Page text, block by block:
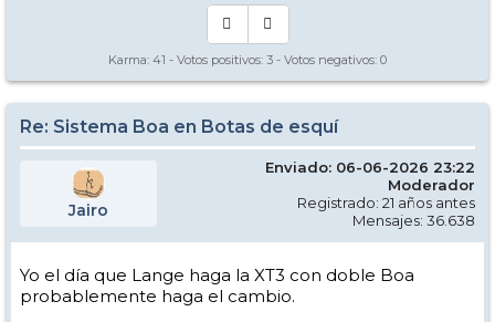
Karma: 41 - Votos positivos: 3 - Votos negativos: 0
Re: Sistema Boa en Botas de esquí
Jairo
Enviado: 06-06-2026 23:22
Moderador
Registrado: 21 años antes
Mensajes: 36.638
Yo el día que Lange haga la XT3 con doble Boa
probablemente haga el cambio.